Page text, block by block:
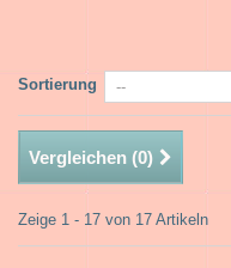
Sortierung
Vergleichen (0)
Zeige 1 - 17 von 17 Artikeln